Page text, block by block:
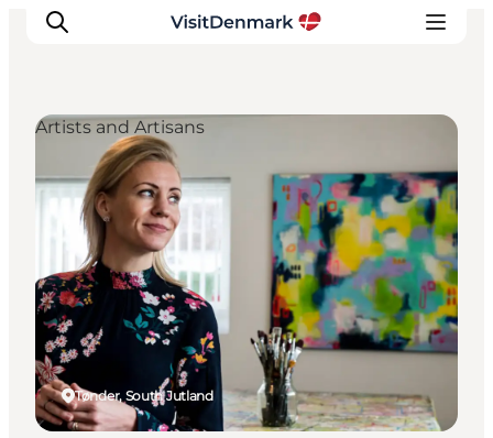
Ispirazioni
Dove andare
Cosa fare
Dove dormire
Pianifica il viaggio
Tønder, South Jutland
Artists and Artisans